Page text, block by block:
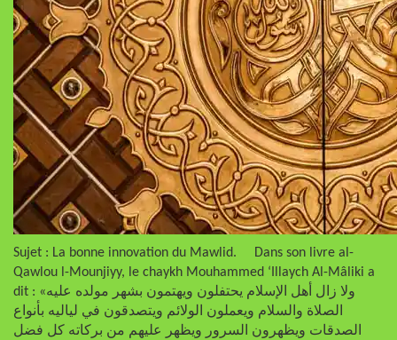
Sujet : La bonne innovation du Mawlid. Dans son livre al-
Qawlou l-Mounjiyy, le chaykh Mouhammed ‘Illaych Al-Mâliki a
dit : «ولا زال أهل الإسلام يحتفلون ويهتمون بشهر مولده عليه
الصلاة والسلام ويعملون الولائم ويتصدقون في لياليه بأنواع
الصدقات ويظهرون السرور ويظهر عليهم من بركاته كل فضل